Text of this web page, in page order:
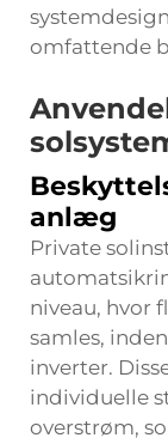
omfattende
anlæg
Private
niveau, hvor
samles,
inverter.
individuelle
overstrøm,